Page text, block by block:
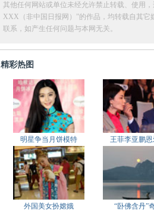
其他任何网站或单位未经允许禁止转载、使用
XXX（非中国日报网）”的作品，均转载自其
联系，如产生任何问题与本网无关。
精彩热图
明星争当月饼模特 王菲李亚鹏恩
外国美女扮嫦娥 “卧佛含丹”